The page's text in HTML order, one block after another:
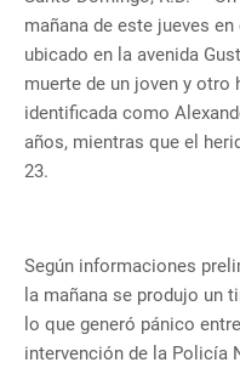
mañana de este jueves
ubicado en la avenida
muerte de un joven y
identificada como
años, mientras que el
23.
Según informaciones
la mañana se produjo un
lo que generó pánico
intervención de la Policía